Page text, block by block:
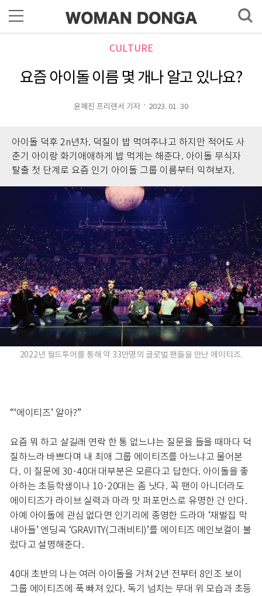
CULTURE
요즘 아이돌 이름 몇 개나 알고 있나요?
윤혜진 프리랜서 기자 2023. 01. 30
아이돌 덕후 2n년차. 덕질이 밥 먹여주냐고 하지만 적어도 사
춘기 아이랑 화기애애하게 밥 먹게는 해준다. 아이돌 무식자
탈출 첫 단계로 요즘 인기 아이돌 그룹 이름부터 익혀보자.
2022년 월드투어를 통해 약 33만명의 글로벌 팬들을 만난 에이티즈.
“‘에이티즈’ 알아?”
요즘 뭐 하고 살길래 연락 한 통 없느냐는 질문을 들을 때마다 덕
질하느라 바쁘다며 내 최애 그룹 에이티즈를 아느냐고 물어본
다. 이 질문에 30·40대 대부분은 모른다고 답한다. 아이돌을 좋
아하는 초등학생이나 10·20대는 좀 낫다. 꼭 팬이 아니더라도
에이티즈가 라이브 실력과 마라 맛 퍼포먼스로 유명한 건 안다.
아예 아이돌에 관심 없다면 인기리에 종영한 드라마 ‘재벌집 막
내아들’ 엔딩곡 ‘GRAVITY(그래비티)’를 에이티즈 메인보컬이 불
렀다고 설명해준다.
40대 초반의 나는 여러 아이돌을 거쳐 2년 전부터 8인조 보이
그룹 에이티즈에 푹 빠져 있다. 독기 넘치는 무대 위 모습과 초등